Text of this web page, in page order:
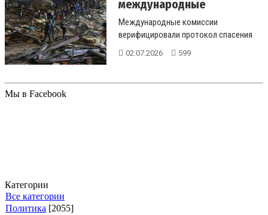
международные
наблюдат...
Международные комиссии
верифицировали протокол спасения
ребенка через 6 дней после толчков.
02.07.2026 599
Мы в Facebook
Категории
Все категории
Политика [2055]